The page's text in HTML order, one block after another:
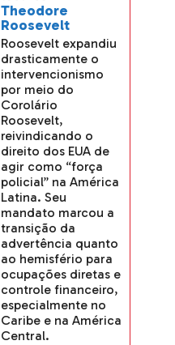
Theodore
Roosevelt
Roosevelt expandiu
drasticamente o
intervencionismo
por meio do
Corolário
Roosevelt,
reivindicando o
direito dos EUA de
agir como “força
policial” na América
Latina. Seu
mandato marcou a
transição da
advertência quanto
ao hemisfério para
ocupações diretas e
controle financeiro,
especialmente no
Caribe e na América
Central.